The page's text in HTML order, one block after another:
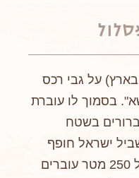
בארץ) על גבי רכס
בסמוך לו עוברת
בשטח
ישראל חופף
לנתיב. אחרי ירידה מתונה של 250 מטר עוברים